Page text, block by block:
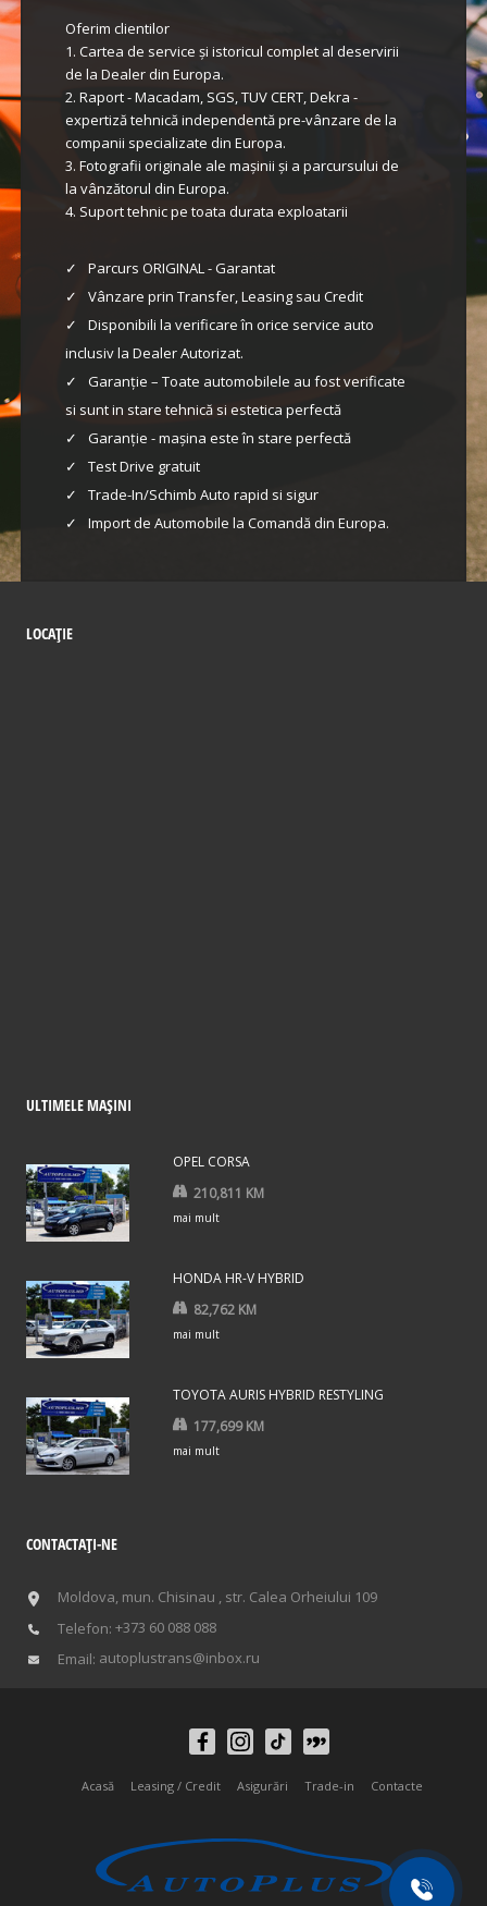
Oferim clientilor
1. Cartea de service și istoricul complet al deservirii
de la Dealer din Europa.
2. Raport - Macadam, SGS, TUV CERT, Dekra -
expertiză tehnică independentă pre-vânzare de la
companii specializate din Europa.
3. Fotografii originale ale mașinii și a parcursului de
la vânzătorul din Europa.
4. Suport tehnic pe toata durata exploatarii
Parcurs ORIGINAL - Garantat
Vânzare prin Transfer, Leasing sau Credit
Disponibili la verificare în orice service auto
inclusiv la Dealer Autorizat.
Garanție – Toate automobilele au fost verificate
si sunt in stare tehnică si estetica perfectă
Garanție - mașina este în stare perfectă
Test Drive gratuit
Trade-In/Schimb Auto rapid si sigur
Import de Automobile la Comandă din Europa.
ULTIMELE MAȘINI
OPEL CORSA
210,811 KM
mai mult
HONDA HR-V HYBRID
82,762 KM
mai mult
TOYOTA AURIS HYBRID RESTYLING
177,699 KM
mai mult
CONTACTAŢI-NE
Moldova, mun. Chisinau , str. Calea Orheiului 109
Telefon: +373 60 088 088
Email: autoplustrans@inbox.ru
LOCAȚIE
Acasă Leasing / Credit Asigurări Trade-in Contacte